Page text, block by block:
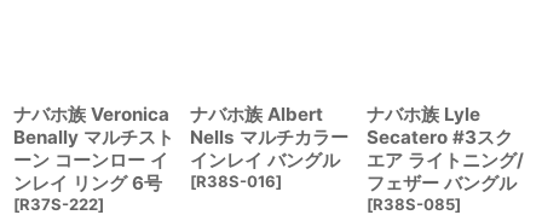
ナバホ族 Veronica
Benally マルチスト
ーン コーンロー イ
ンレイ リング 6号
[R37S-222]
ナバホ族 Albert
Nells マルチカラー
インレイ バングル
[R38S-016]
ナバホ族 Lyle
Secatero #3スク
エア ライトニング/
フェザー バングル
[R38S-085]